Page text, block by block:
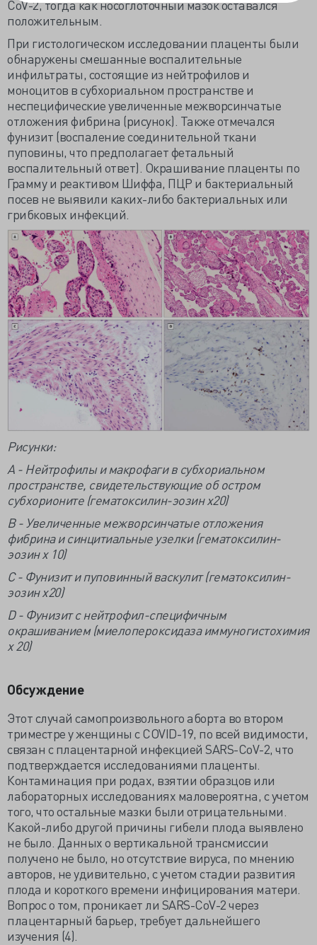
CoV-2, тогда как носоглоточный мазок оставался
положительным.
При гистологическом исследовании плаценты были
обнаружены смешанные воспалительные
инфильтраты, состоящие из нейтрофилов и
моноцитов в субхориальном пространстве и
неспецифические увеличенные межворсинчатые
отложения фибрина (рисунок). Также отмечался
фунизит (воспаление соединительной ткани
пуповины, что предполагает фетальный
воспалительный ответ). Окрашивание плаценты по
Грамму и реактивом Шиффа, ПЦР и бактериальный
посев не выявили каких-либо бактериальных или
грибковых инфекций.
Рисунки:
А - Нейтрофилы и макрофаги в субхориальном
пространстве, свидетельствующие об остром
субхорионите (гематоксилин-эозин х20)
В - Увеличенные межворсинчатые отложения
фибрина и синцитиальные узелки (гематоксилин-
эозин х 10)
С - Фунизит и пуповинный васкулит (гематоксилин-
эозин х20)
D - Фунизит с нейтрофил-специфичным
окрашиванием (миелопероксидаза иммуногистохимия
х 20)
Обсуждение
Этот случай самопроизвольного аборта во втором
триместре у женщины с COVID-19, по всей видимости,
связан с плацентарной инфекцией SARS-CoV-2, что
подтверждается исследованиями плаценты.
Контаминация при родах, взятии образцов или
лабораторных исследованиях маловероятна, с учетом
того, что остальные мазки были отрицательными.
Какой-либо другой причины гибели плода выявлено
не было. Данных о вертикальной трансмиссии
получено не было, но отсутствие вируса, по мнению
авторов, не удивительно, с учетом стадии развития
плода и короткого времени инфицирования матери.
Вопрос о том, проникает ли SARS-CoV-2 через
плацентарный барьер, требует дальнейшего
изучения (4).